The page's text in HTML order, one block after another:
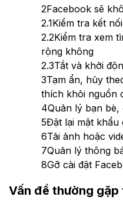
2Facebook sẽ
2.1Kiểm tra kết
2.2Kiểm tra xem
rộng không
2.3Tắt và khởi
3Tạm ẩn, hủy
thích khỏi nguồn
4Quản lý bạn bè,
5Đặt lại mật khẩu
6Tải ảnh hoặc
7Quản lý thông
8Gỡ cài đặt
Vấn đề thường gặp